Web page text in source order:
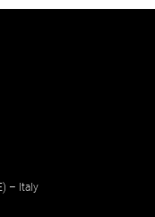
– Italy